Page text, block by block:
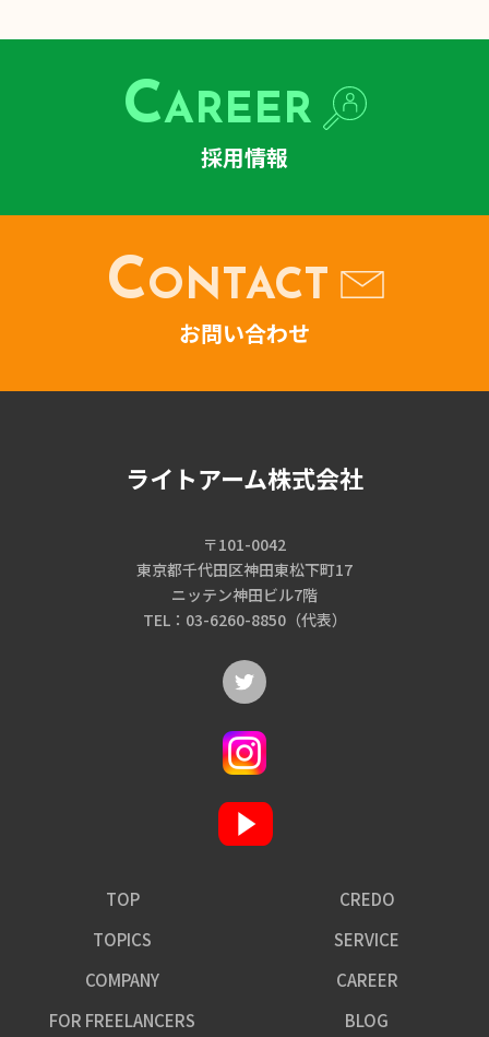
CAREER
採用情報
CONTACT
お問い合わせ
ライトアーム株式会社
〒101-0042
東京都千代田区神田東松下町17
ニッテン神田ビル7階
TEL：03-6260-8850（代表）
TOP
CREDO
TOPICS
SERVICE
COMPANY
CAREER
FOR FREELANCERS
BLOG